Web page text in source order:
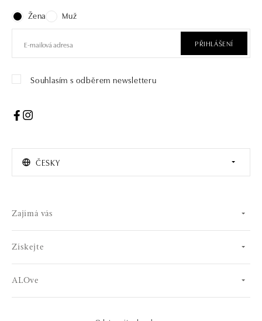
Žena
Muž
PŘIHLÁŠENÍ
Souhlasím s odběrem newsletteru
ČESKY
Zajímá vás
Získejte
ALOve